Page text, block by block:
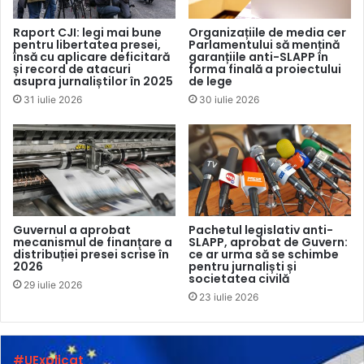
MobiSign – o soluție de identitate electronică mobilă de
generație nouă, care oferă toate funcționalitățile necesare
unei semnături electronice cu forța juridică, funcționalități
cum ar fi: semnarea documentelor, autentificare în sisteme
electronice…”, a precizat demnitarul în cadrul ședinței.
Potrivit datelor statistice pentru anul 2021, circa 200.000
de persoane dispun de o identitate electronică, care se
bazează pe infrastructura cheilor publice (PKI) națională,
ceea ce reprezintă circa 9-10% din populația adultă a
Republicii Moldova. În nota informativă a documentului se
menționează că implementarea serviciului guvernamental
de identitate și semnătură electronică mobilă se va realiza
cu suportul financiar al Programului Națiunilor pentru
Dezvoltare Moldova, costul estimat fiind de aproximativ 1
milion de lei. Totodată, potrivit proiectului, administrarea și
dezvoltarea MobiSign se va realiza din contul alocațiilor
Raport CJI: legi mai bune
pentru libertatea presei,
însă cu aplicare deficitară
și record de atacuri
asupra jurnaliștilor în 2025
31 iulie 2026
Organizațiile de media cer
Parlamentului să mențină
garanțiile anti-SLAPP în
forma finală a proiectului
de lege
30 iulie 2026
Guvernul a aprobat
mecanismul de finanțare a
distribuției presei scrise în
2026
29 iulie 2026
Pachetul legislativ anti-
SLAPP, aprobat de Guvern:
ce ar urma să se schimbe
pentru jurnaliști și
societatea civilă
23 iulie 2026
#UExplicat